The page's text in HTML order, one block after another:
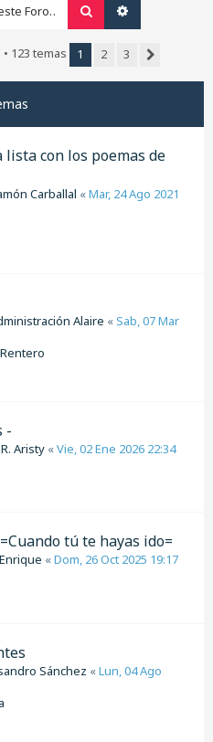
Buscar
• 123 temas 1 2
3
lista con los poemas de
Carballal «Mar, 24 Ago 2021
Alaire «Sab, 07 Mar
-
Aristy «Vie, 02 Ene 2026 22:34
tú te hayas ido=
«Dom, 26 Oct 2025 19:17
Sánchez «Lun, 04 Ago